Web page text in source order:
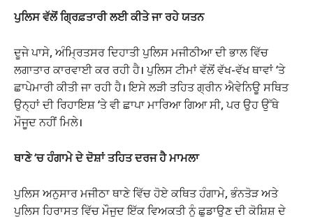
ਪੁਲਿਸ ਵੱਲੋਂ ਗ੍ਰਿਫ਼ਤਾਰੀ ਲਈ ਕੀਤੇ ਜਾ ਰਹੇ ਯਤਨ
ਦੂਜੇ ਪਾਸੇ, ਅੰਮ੍ਰਿਤਸਰ ਦਿਹਾਤੀ ਪੁਲਿਸ ਮਜੀਠੀਆ ਦੀ ਭਾਲ ਵਿੱਚ
ਲਗਾਤਾਰ ਕਾਰਵਾਈ ਕਰ ਰਹੀ ਹੈ। ਪੁਲਿਸ ਟੀਮਾਂ ਵੱਲੋਂ ਵੱਖ-ਵੱਖ ਥਾਵਾਂ ‘ਤੇ
ਛਾਪੇਮਾਰੀ ਕੀਤੀ ਜਾ ਰਹੀ ਹੈ। ਇਸੇ ਲੜੀ ਤਹਿਤ ਗ੍ਰੀਨ ਐਵੇਨਿਊ ਸਥਿਤ
ਉਨ੍ਹਾਂ ਦੀ ਰਿਹਾਇਸ਼ ‘ਤੇ ਵੀ ਛਾਪਾ ਮਾਰਿਆ ਗਿਆ ਸੀ, ਪਰ ਉਹ ਉੱਥੇ
ਮੌਜੂਦ ਨਹੀਂ ਮਿਲੇ।
ਥਾਣੇ ‘ਚ ਹੰਗਾਮੇ ਦੇ ਦੋਸ਼ਾਂ ਤਹਿਤ ਦਰਜ ਹੈ ਮਾਮਲਾ
ਪੁਲਿਸ ਅਨੁਸਾਰ ਮਜੀਠਾ ਥਾਣੇ ਵਿੱਚ ਹੋਏ ਕਥਿਤ ਹੰਗਾਮੇ, ਭੰਨਤੋੜ ਅਤੇ
ਪੁਲਿਸ ਹਿਰਾਸਤ ਵਿੱਚ ਮੌਜੂਦ ਇੱਕ ਵਿਅਕਤੀ ਨੂੰ ਛੁਡਾਉਣ ਦੀ ਕੋਸ਼ਿਸ਼ ਦੇ